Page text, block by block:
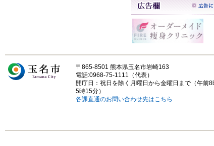
〒865-8501 熊本県玉名市岩崎163
電話:0968-75-1111（代表）
開庁日：祝日を除く月曜日から金曜日まで（午前
5時15分）
各課直通のお問い合わせ先はこちら